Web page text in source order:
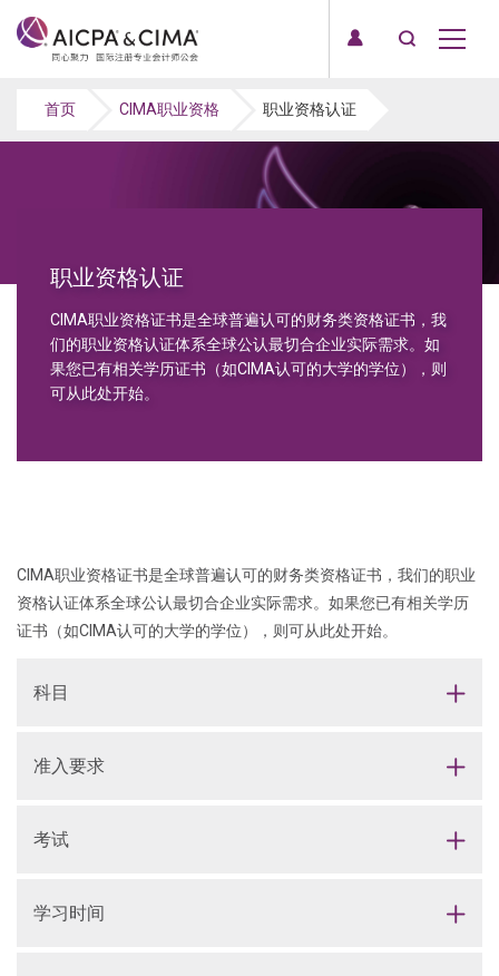
首页 CIMA职业资格 职业资格认证
职业资格认证
CIMA职业资格证书是全球普遍认可的财务类资格证书，我
们的职业资格认证体系全球公认最切合企业实际需求。如
果您已有相关学历证书（如CIMA认可的大学的学位），则
可从此处开始。
CIMA职业资格证书是全球普遍认可的财务类资格证书，我们的职业
资格认证体系全球公认最切合企业实际需求。如果您已有相关学历
证书（如CIMA认可的大学的学位），则可从此处开始。
科目
准入要求
考试
学习时间